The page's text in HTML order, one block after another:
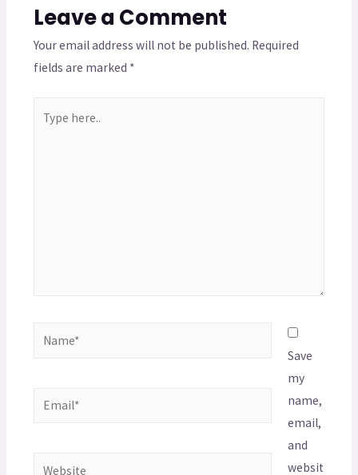
Leave a Comment
Your email address will not be published. Required
fields are marked *
Save
my
name,
email,
and
websit